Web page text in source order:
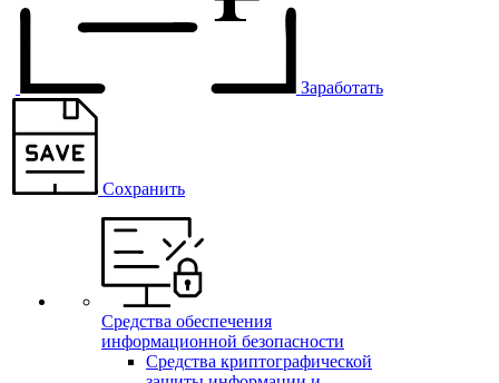
Заработать
Сохранить
Средства обеспечения
информационной безопасности
Средства криптографической